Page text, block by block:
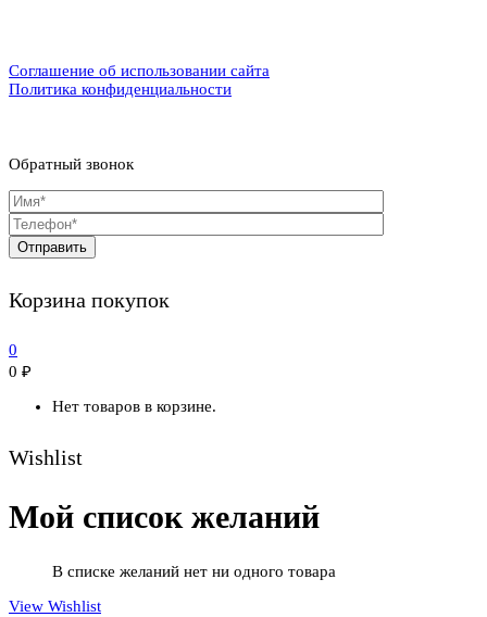
Соглашение об использовании сайта
Политика конфиденциальности
Обратный звонок
Корзина покупок
0
0 ₽
Нет товаров в корзине.
Wishlist
Мой список желаний
В списке желаний нет ни одного товара
View Wishlist